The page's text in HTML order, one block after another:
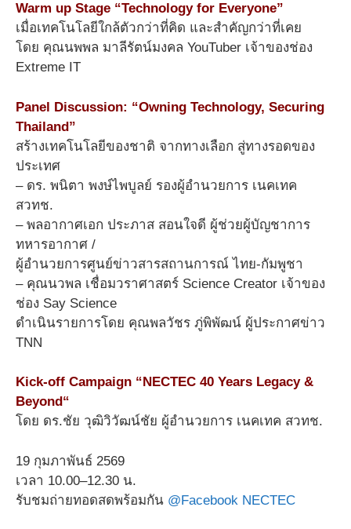
Warm up Stage “Technology for Everyone”
เมื่อเทคโนโลยีใกล้ตัวกว่าที่คิด และสำคัญกว่าที่เคย
โดย คุณนพพล มาลีรัตน์มงคล YouTuber เจ้าของช่อง
Extreme IT
Panel Discussion: “Owning Technology, Securing
Thailand”
สร้างเทคโนโลยีของชาติ จากทางเลือก สู่ทางรอดของ
ประเทศ
– ดร. พนิตา พงษ์ไพบูลย์ รองผู้อำนวยการ เนคเทค
สวทช.
– พลอากาศเอก ประภาส สอนใจดี ผู้ช่วยผู้บัญชาการ
ทหารอากาศ /
ผู้อำนวยการศูนย์ข่าวสารสถานการณ์ ไทย-กัมพูชา
– คุณนวพล เชื่อมวราศาสตร์ Science Creator เจ้าของ
ช่อง Say Science
ดำเนินรายการโดย คุณพลวัชร ภู่พิพัฒน์ ผู้ประกาศข่าว
TNN
Kick-off Campaign “NECTEC 40 Years Legacy &
Beyond“
โดย ดร.ชัย วุฒิวิวัฒน์ชัย ผู้อำนวยการ เนคเทค สวทช.
19 กุมภาพันธ์ 2569
เวลา 10.00–12.30 น.
รับชมถ่ายทอดสดพร้อมกัน @Facebook NECTEC